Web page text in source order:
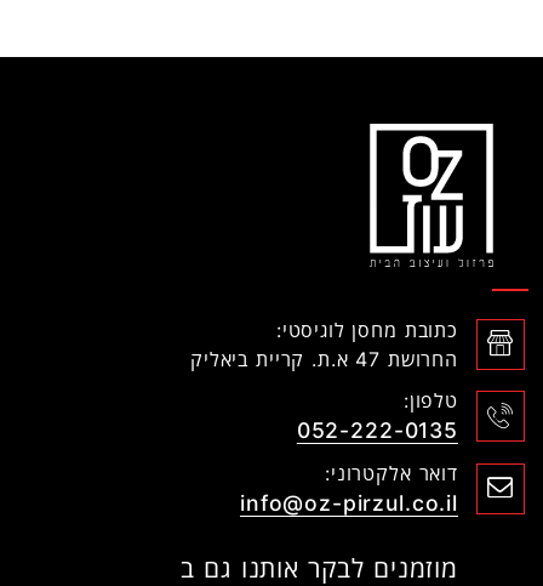
כתובת מחסן לוגיסטי:
החרושת 47 א.ת. קריית ביאליק
טלפון:
052-222-0135
דואר אלקטרוני:
info@oz-pirzul.co.il
מוזמנים לבקר אותנו גם ב